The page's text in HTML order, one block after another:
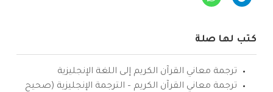
كتب لها صلة
ترجمة معاني القرآن الكريم إلى اللغة الإنجليزية
ترجمة معاني القرآن الكريم – الترجمة الإنجليزية (صحيح